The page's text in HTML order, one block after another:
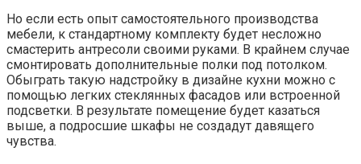
Но если есть опыт самостоятельного производства
мебели, к стандартному комплекту будет несложно
смастерить антресоли своими руками. В крайнем случае
смонтировать дополнительные полки под потолком.
Обыграть такую надстройку в дизайне кухни можно с
помощью легких стеклянных фасадов или встроенной
подсветки. В результате помещение будет казаться
выше, а подросшие шкафы не создадут давящего
чувства.